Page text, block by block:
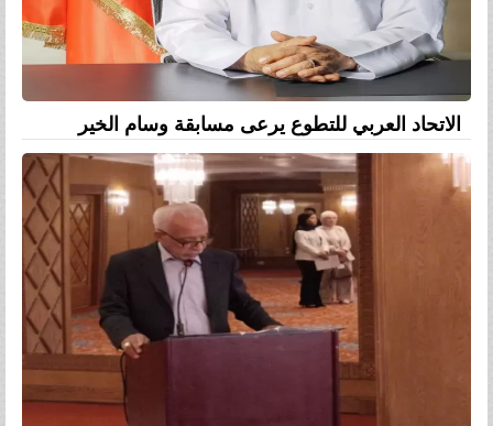
الاتحاد العربي للتطوع يرعى مسابقة وسام الخير